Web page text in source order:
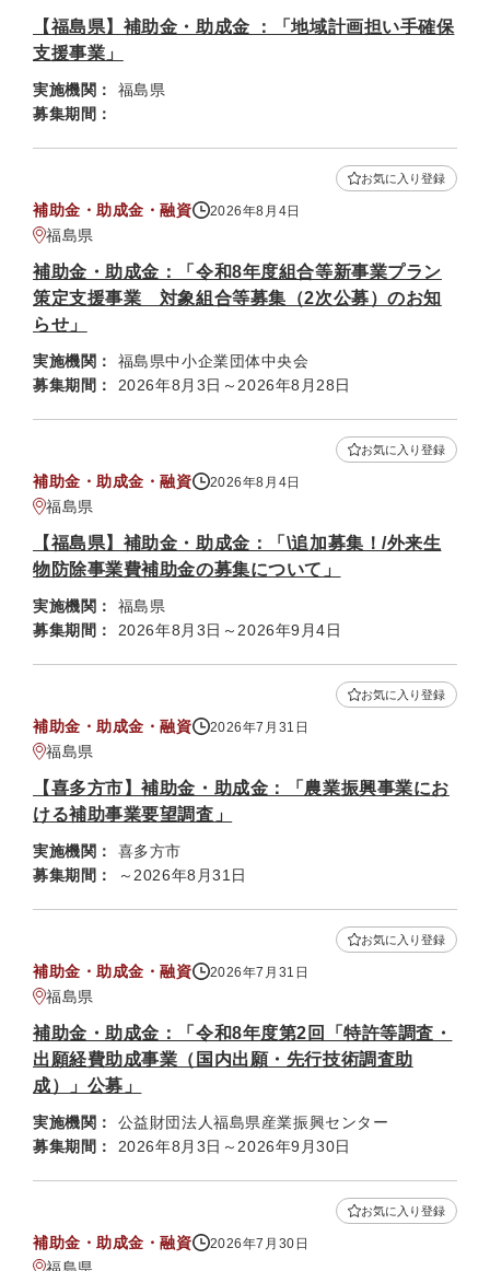
【福島県】補助金・助成金 ：「地域計画担い手確保
支援事業」
実施機関：
福島県
募集期間：
補助金・助成金・融資 2026年8月4日
福島県
お気に入り登録
補助金・助成金：「令和8年度組合等新事業プラン
策定支援事業 対象組合等募集（2次公募）のお知
らせ」
実施機関：
福島県中小企業団体中央会
募集期間：
2026年8月3日～2026年8月28日
補助金・助成金・融資 2026年8月4日
福島県
お気に入り登録
【福島県】補助金・助成金：「\追加募集！/外来生
物防除事業費補助金の募集について」
実施機関：
福島県
募集期間：
2026年8月3日～2026年9月4日
補助金・助成金・融資 2026年7月31日
福島県
お気に入り登録
【喜多方市】補助金・助成金：「農業振興事業にお
ける補助事業要望調査」
実施機関：
喜多方市
募集期間：
～2026年8月31日
補助金・助成金・融資 2026年7月31日
福島県
お気に入り登録
補助金・助成金：「令和8年度第2回「特許等調査・
出願経費助成事業（国内出願・先行技術調査助
成）」公募」
実施機関：
公益財団法人福島県産業振興センター
募集期間：
2026年8月3日～2026年9月30日
補助金・助成金・融資 2026年7月30日
お気に入り登録